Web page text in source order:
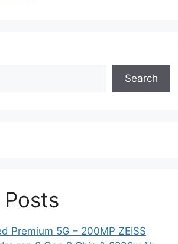
Search
Premium 5G – 200MP ZEISS